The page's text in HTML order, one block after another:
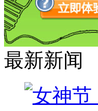
最新新闻